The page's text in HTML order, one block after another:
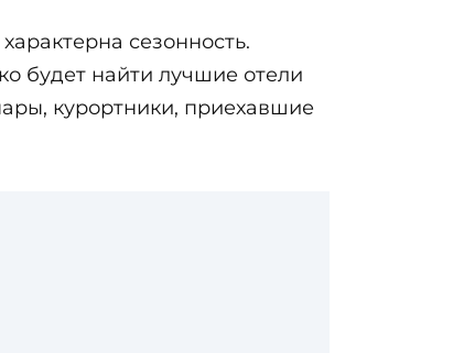
сезонность.
будет найти лучшие отели
курортники, приехавшие